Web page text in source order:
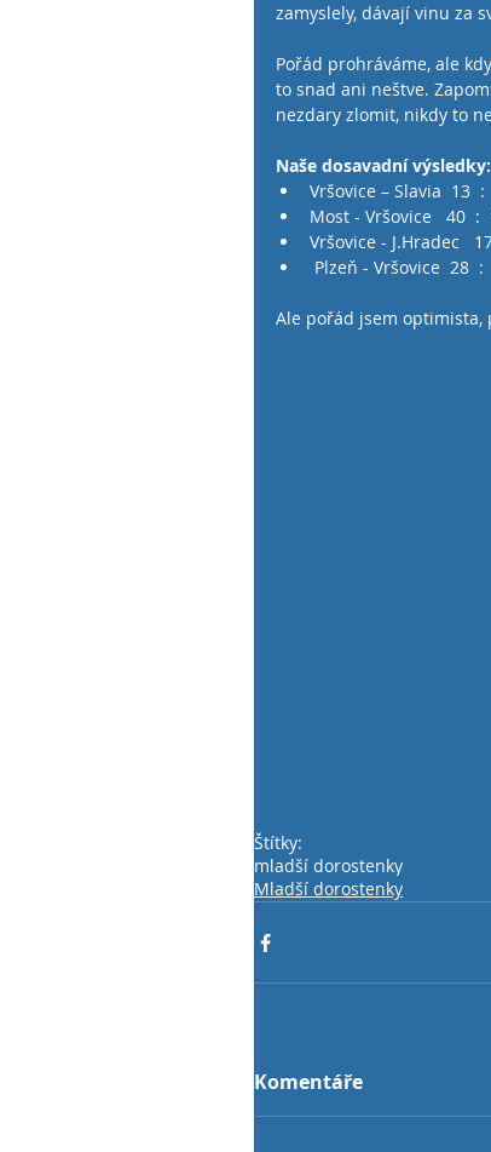
zamyslely, dávají vinu za
Pořád prohráváme, ale
to snad ani neštve.
nezdary zlomit, nikdy to
Naše dosavadní výsledky:
Vršovice – Slavia  13  :
Most - Vršovice   40  :
Vršovice - J.Hradec
Plzeň - Vršovice  28  :
Ale pořád jsem optimista,
Štítky:
mladší dorostenky
Mladší dorostenky
Komentáře